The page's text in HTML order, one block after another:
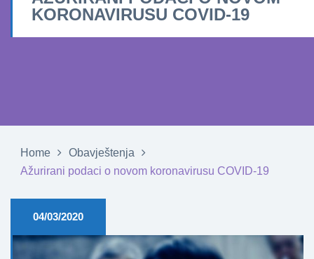
KORONAVIRUSU COVID-19
Home
Obavještenja
Ažurirani podaci o novom koronavirusu COVID-19
04/03/2020